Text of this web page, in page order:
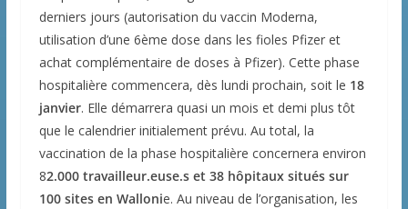
derniers jours (autorisation du vaccin Moderna,
utilisation d’une 6ème dose dans les fioles Pfizer et
achat complémentaire de doses à Pfizer). Cette phase
hospitalière commencera, dès lundi prochain, soit le 18
janvier. Elle démarrera quasi un mois et demi plus tôt
que le calendrier initialement prévu. Au total, la
vaccination de la phase hospitalière concernera environ
82.000 travailleur.euse.s et 38 hôpitaux situés sur
100 sites en Wallonie. Au niveau de l’organisation, les